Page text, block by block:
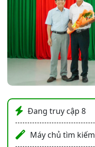
Đang truy cập 8
Máy chủ tìm kiếm